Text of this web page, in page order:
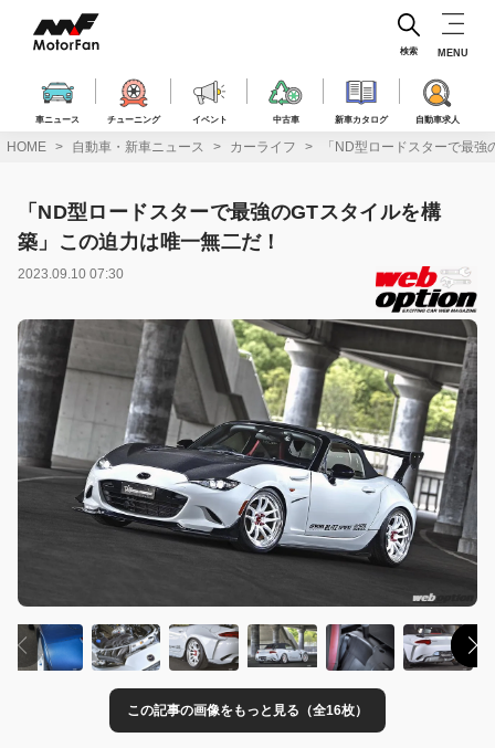
ス
車ニュース チューニング イベント 中古車 新車カタログ 自動車求人
検索 MENU
HOME 自動車・新車ニュース カーライフ 「ND型ロードスターで最
「ND型ロードスターで最強のGTスタイルを構
築」この迫力は唯一無二だ！
2023.09.10 07:30
この記事の画像をもっと見る（全16枚）